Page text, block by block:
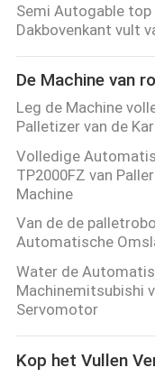
Semi Autogable
Dakbovenkant vult
De Machine van
Leg de Machine
Palletizer van de
Volledige
TP2000FZ van
Machine
Van de de
Automatische
Water de
Machinemitsubishi
Servomotor
Kop het Vullen